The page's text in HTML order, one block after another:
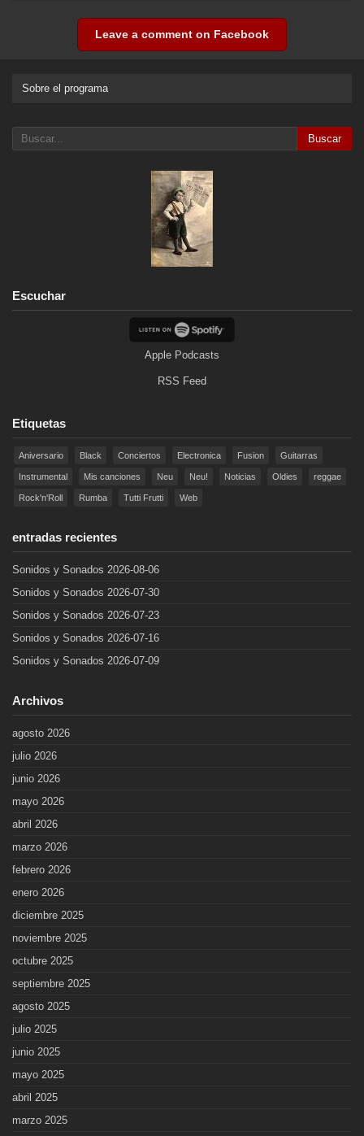
Leave a comment on Facebook
Sobre el programa
Buscar
Escuchar
Apple Podcasts
RSS Feed
Etiquetas
Aniversario Black Conciertos Electronica Fusion Guitarras
Instrumental Mis canciones Neu Neu! Noticias Oldies reggae
Rock'n'Roll Rumba Tutti Frutti Web
entradas recientes
Sonidos y Sonados 2026-08-06
Sonidos y Sonados 2026-07-30
Sonidos y Sonados 2026-07-23
Sonidos y Sonados 2026-07-16
Sonidos y Sonados 2026-07-09
Archivos
agosto 2026
julio 2026
junio 2026
mayo 2026
abril 2026
marzo 2026
febrero 2026
enero 2026
diciembre 2025
noviembre 2025
octubre 2025
septiembre 2025
agosto 2025
julio 2025
junio 2025
mayo 2025
abril 2025
marzo 2025